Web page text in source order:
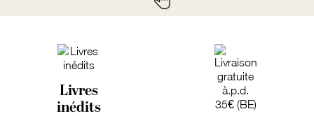
Livres
inédits